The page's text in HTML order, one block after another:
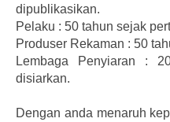
dipublikasikan.
Pelaku : 50 tahun sejak
Produser Rekaman : 50
Lembaga Penyiaran :
disiarkan.
Dengan anda menaruh